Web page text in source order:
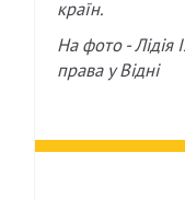
країн.
На фото - Лідія
права у Відні